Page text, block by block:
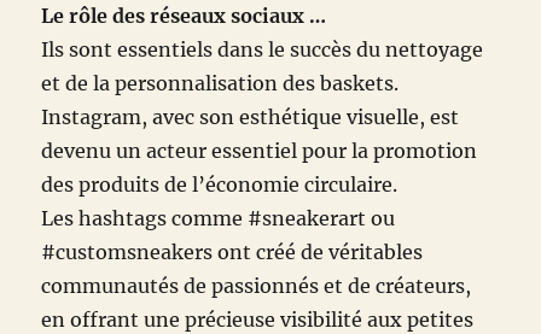
Le rôle des réseaux sociaux …
Ils sont essentiels dans le succès du nettoyage
et de la personnalisation des baskets.
Instagram, avec son esthétique visuelle, est
devenu un acteur essentiel pour la promotion
des produits de l’économie circulaire.
Les hashtags comme #sneakerart ou
#customsneakers ont créé de véritables
communautés de passionnés et de créateurs,
en offrant une précieuse visibilité aux petites